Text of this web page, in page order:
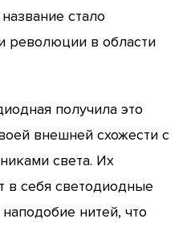
стало
революции в области
получила это
внешней схожести с
света. Их
в себя светодиодные
нитей, что